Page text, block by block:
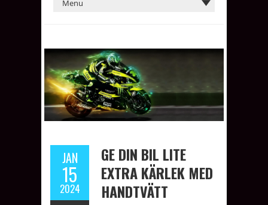
JAN
15
2024
GE DIN BIL LITE
EXTRA KÄRLEK MED
HANDTVÄTT